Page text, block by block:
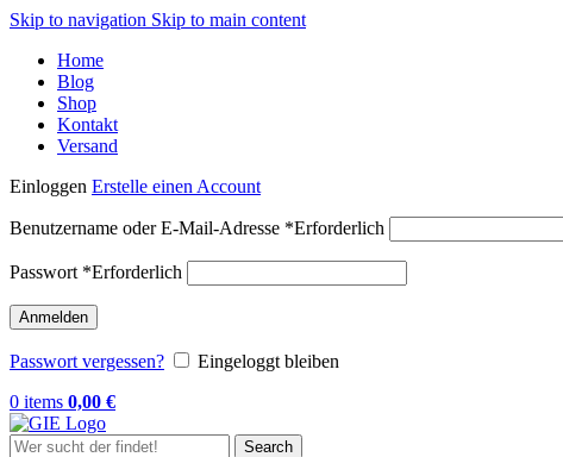
Skip to navigation Skip to main content
Home
Blog
Shop
Kontakt
Versand
Einloggen Erstelle einen Account
Benutzername oder E-Mail-Adresse *Erforderlich
Passwort *Erforderlich
Anmelden
Passwort vergessen?
Eingeloggt bleiben
0 items 0,00 €
Search